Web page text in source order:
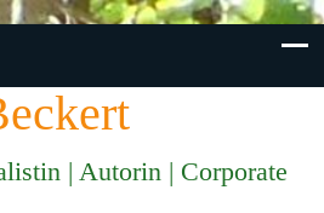
| Autorin | Corporate